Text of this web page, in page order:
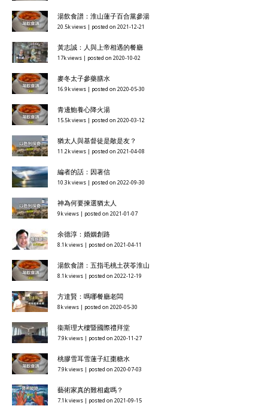
湯飲食譜：淮山蓮子百合黨參湯
20.5k views | posted on 2021-12-21
黃志誠：人與上帝相遇的餐廳
17k views | posted on 2020-10-02
麥冬太子參藥膳水
16.9k views | posted on 2020-05-30
青邊鮑養心降火湯
15.5k views | posted on 2020-03-12
猶太人與基督徒是敵是友？
11.2k views | posted on 2021-04-08
編者的話：因著信
10.3k views | posted on 2022-09-30
神為何要揀選猶太人
9k views | posted on 2021-01-07
余德淳：婚姻創路
8.1k views | posted on 2021-04-11
湯飲食譜：五指毛桃土茯苓淮山
8.1k views | posted on 2022-12-19
方達賢：嗎哪餐廳老闆
8k views | posted on 2020-05-30
衞斯理大樓暨國際禮拜堂
7.9k views | posted on 2020-11-27
桃膠雪耳雪蓮子紅棗糖水
7.9k views | posted on 2020-07-03
藝術家真的難相處嗎？
7.1k views | posted on 2021-09-15